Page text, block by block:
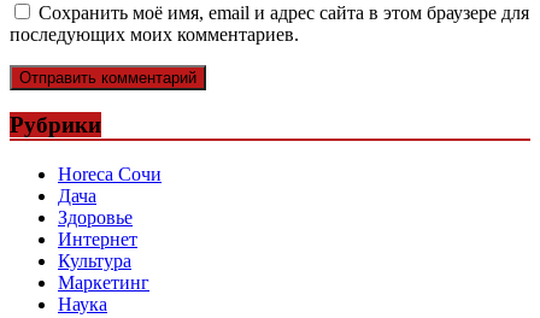
Сохранить моё имя, email и адрес сайта в этом браузере для
последующих моих комментариев.
Рубрики
Horeca Сочи
Дача
Здоровье
Интернет
Культура
Маркетинг
Наука